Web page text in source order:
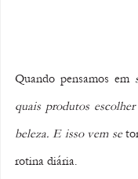
Quando pensamos em
quais produtos
beleza. E isso vem se
rotina diária.